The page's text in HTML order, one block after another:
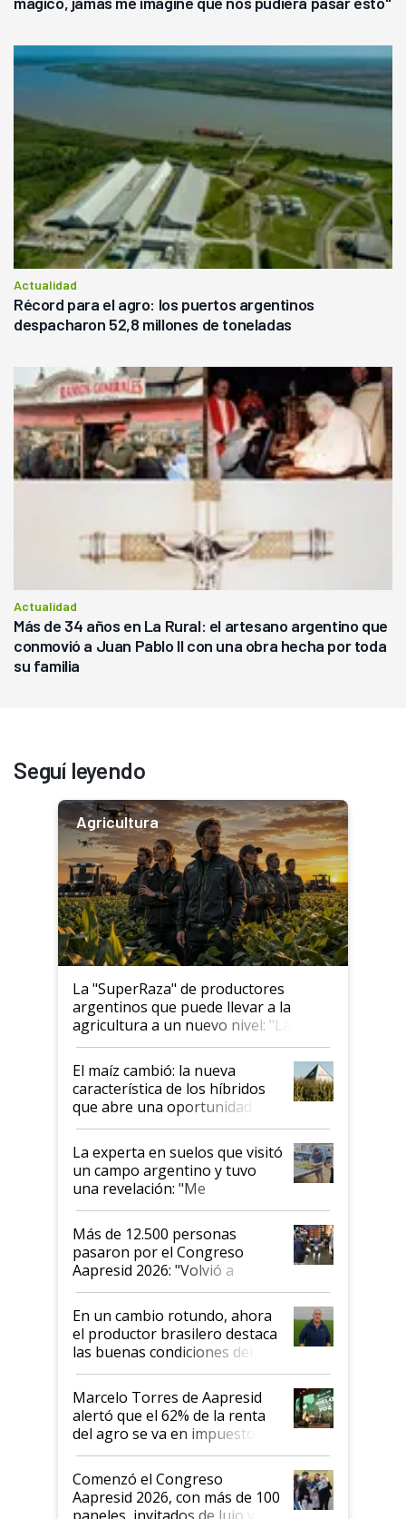
Actualidad
Récord para el agro: los puertos argentinos
despacharon 52,8 millones de toneladas
Actualidad
Más de 34 años en La Rural: el artesano argentino que
conmovió a Juan Pablo II con una obra hecha por toda
su familia
Seguí leyendo
Agricultura
La "SuperRaza" de productores
argentinos que puede llevar a la
agricultura a un nuevo nivel: "Las
posibilidades de crecimiento son
infinitas"
El maíz cambió: la nueva
característica de los híbridos
que abre una oportunidad en
el lote
La experta en suelos que visitó
un campo argentino y tuvo
una revelación: "Me
impresionó mucho"
Más de 12.500 personas
pasaron por el Congreso
Aapresid 2026: "Volvió a
demostrar que hablar del
suelo es hablar de todo el
sistema productivo"
En un cambio rotundo, ahora
el productor brasilero destaca
las buenas condiciones del
agro argentino para invertir:
"Los veo más motivados"
Marcelo Torres de Aapresid
alertó que el 62% de la renta
del agro se va en impuestos:
"No es bueno que en
Argentina se sigan discutiendo
las mismas cosas de hace 50
años"
Comenzó el Congreso
Aapresid 2026, con más de 100